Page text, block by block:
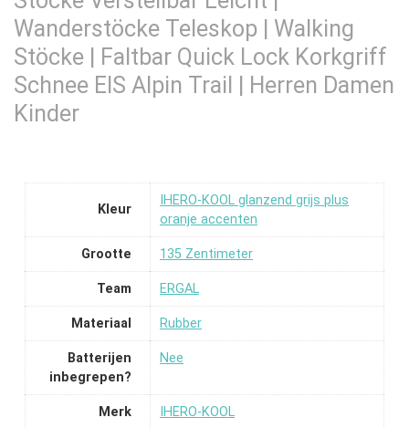
Wanderstöcke Teleskop | Walking
Stöcke | Faltbar Quick Lock Korkgriff
Schnee EIS Alpin Trail | Herren Damen
Kinder
Kleur
‎IHERO-KOOL glanzend grijs plus
oranje accenten
Grootte ‎135 Zentimeter
Team ‎ERGAL
Materiaal ‎Rubber
Batterijen
inbegrepen?
‎Nee
Merk ‎IHERO-KOOL